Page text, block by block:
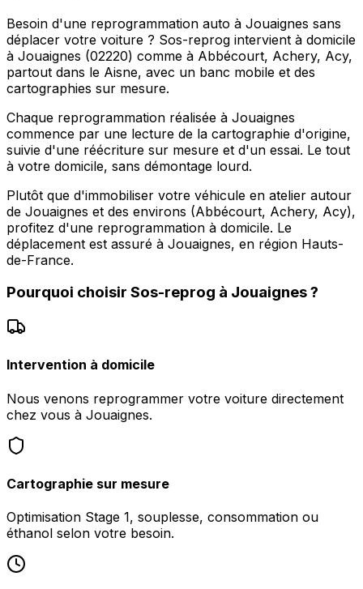
Besoin d'une reprogrammation auto à Jouaignes sans
déplacer votre voiture ? Sos-reprog intervient à domicile
à Jouaignes (02220) comme à Abbécourt, Achery, Acy,
partout dans le Aisne, avec un banc mobile et des
cartographies sur mesure.
Chaque reprogrammation réalisée à Jouaignes
commence par une lecture de la cartographie d'origine,
suivie d'une réécriture sur mesure et d'un essai. Le tout
à votre domicile, sans démontage lourd.
Plutôt que d'immobiliser votre véhicule en atelier autour
de Jouaignes et des environs (Abbécourt, Achery, Acy),
profitez d'une reprogrammation à domicile. Le
déplacement est assuré à Jouaignes, en région Hauts-
de-France.
Pourquoi choisir Sos-reprog à Jouaignes?
Intervention à domicile
Nous venons reprogrammer votre voiture directement
chez vous à Jouaignes.
Cartographie sur mesure
Optimisation Stage 1, souplesse, consommation ou
éthanol selon votre besoin.